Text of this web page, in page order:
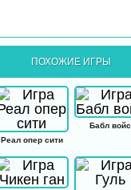
ПОХОЖИЕ ИГРЫ
Реал опер сити
Бабл войс